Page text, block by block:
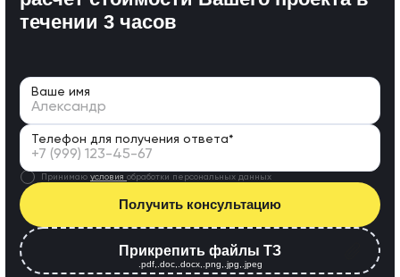
течении 3 часов
Ваше имя
Телефон для получения ответа*
Принимаю условия обработки персональных данных
Получить консультацию
Прикрепить файлы ТЗ
.pdf,.doc,.docx,.png,.jpg,.jpeg